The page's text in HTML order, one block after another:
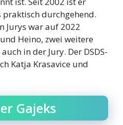
durchgehend.
Jurys war auf 2022
Heino, zwei weitere
in der Jury. Der DSDS-
Katja Krasavice und
Gajeks